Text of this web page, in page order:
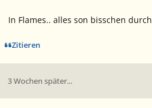
In Flames.. alles son bisschen durch
Zitieren
3 Wochen später...